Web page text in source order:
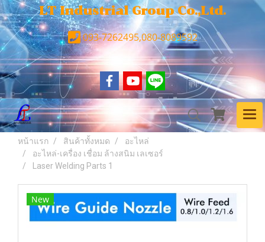
LT Industrial Group Co.,Ltd.
093-7262495,080-8089592
หน้าแรก สินค้าทั้งหมด
อะไหล่
อะไหล่-เครื่อง เชื่อม ล้างสนิม เลเซอร์
Laser Welding Parts 1
New